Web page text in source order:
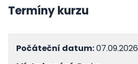
Termíny kurzu
Počáteční datum:07.09.2026